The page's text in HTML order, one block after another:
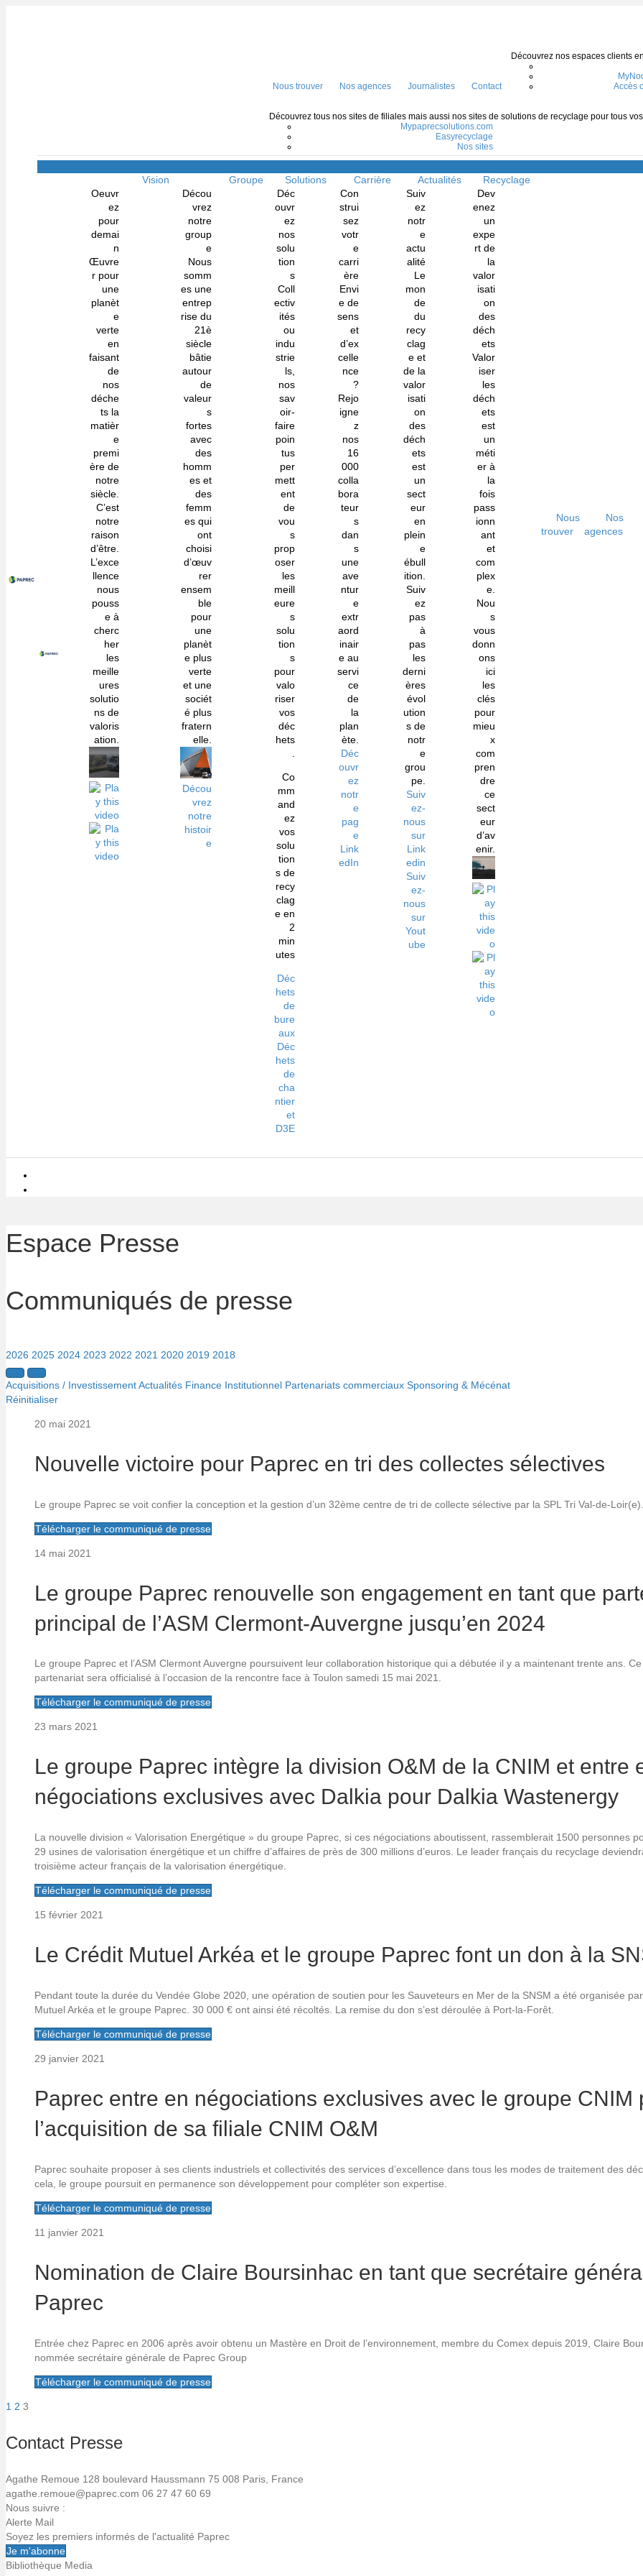
Nous trouver Nos agences Journalistes Contact
Découvrez nos espaces clients
Accès
Découvrez tous nos sites de filiales mais aussi nos sites de solutions de recyclage pour tous
Mypaprecsolutions.com
Easyrecyclage
Nos sites
Menu
Vision
Oeuvr
ez
pour
demai
n
Œuvre
r pour
une
planèt
e
verte
en
faisant
de
nos
déche
ts la
matièr
e
premi
ère de
notre
siècle.
C’est
notre
raison
d’être.
L’exce
llence
nous
pouss
e à
cherc
her
les
meille
ures
solutio
ns de
valoris
ation.
Groupe
Décou
vrez
notre
group
e
Nous
somm
es une
entrep
rise du
21è
siècle
bâtie
autour
de
valeur
s
fortes
avec
des
homm
es et
des
femm
es qui
ont
choisi
d’œuv
rer
ensem
ble
pour
une
planèt
e plus
verte
et une
sociét
é plus
fratern
elle.
Décou
vrez
notre
histoir
e
Solutions
Déc
ouvr
ez
nos
solu
tion
s
Coll
ectiv
ités
ou
indu
strie
ls,
nos
sav
oir-
faire
poin
tus
per
mett
ent
de
vou
s
prop
oser
les
meill
eure
s
solu
tion
s
pour
valo
riser
vos
déc
hets
Co
mm
and
ez
vos
solu
tion
s de
recy
clag
e en
2
min
utes
Déc
hets
de
bure
aux
Déc
hets
de
cha
ntier
et
D3E
Carrière
Con
strui
sez
votr
e
carri
ère
Envi
e de
sens
et
d’ex
celle
nce
?
Rejo
igne
z
nos
16
000
colla
bora
teur
s
dan
s
une
ave
ntur
e
extr
aord
inair
e au
servi
ce
de
la
plan
ète.
Déc
ouvr
ez
notr
e
pag
e
Link
edIn
Actualités
Suiv
ez
notr
e
actu
alité
Le
mon
de
du
recy
clag
e et
de la
valor
isati
on
des
déch
ets
est
un
sect
eur
en
plein
e
ébull
ition.
Suiv
ez
pas
à
pas
les
derni
ères
évol
ution
s de
notr
e
grou
pe.
Suiv
ez-
nous
sur
Link
edin
Suiv
ez-
nous
sur
Yout
ube
Recyclage
Dev
enez
un
expe
rt de
la
valor
isati
on
des
déch
ets
Valor
iser
les
déch
ets
est
un
méti
er à
la
fois
pass
ionn
ant
et
com
plex
e.
Nou
s
vous
donn
ons
ici
les
clés
pour
mieu
x
com
pren
dre
ce
sect
eur
d’av
enir.
Nous
trouver
Nos
agences
Espace Presse
Communiqués de presse
2026 2025 2024 2023 2022 2021 2020 2019 2018
Acquisitions / InvestissementActualités Finance Institutionnel Partenariats commerciaux Sponsoring & Mécénat
Réinitialiser
20 mai 2021
Nouvelle victoire pour Paprec en tri des collectes sélectives
Le groupe Paprec se voit confier la conception et la gestion d’un 32ème centre de tri de collecte sélective par la SPL Tri Val-de-Loir(e).
Télécharger le communiqué de presse
14 mai 2021
Le groupe Paprec renouvelle son engagement en tant que
principal de l’ASM Clermont-Auvergne jusqu’en 2024
Le groupe Paprec et l’ASM Clermont Auvergne poursuivent leur collaboration historique qui a débutée il y a maintenant trente ans.
partenariat sera officialisé à l’occasion de la rencontre face à Toulon samedi 15 mai 2021.
Télécharger le communiqué de presse
23 mars 2021
Le groupe Paprec intègre la division O&M de la CNIM et entre
négociations exclusives avec Dalkia pour Dalkia Wastenergy
La nouvelle division « Valorisation Energétique » du groupe Paprec, si ces négociations aboutissent, rassemblerait 1500 personnes
29 usines de valorisation énergétique et un chiffre d’affaires de près de 300 millions d’euros. Le leader français du recyclage
troisième acteur français de la valorisation énergétique.
Télécharger le communiqué de presse
15 février 2021
Le Crédit Mutuel Arkéa et le groupe Paprec font un don à la
Pendant toute la durée du Vendée Globe 2020, une opération de soutien pour les Sauveteurs en Mer de la SNSM a été organisée
Mutuel Arkéa et le groupe Paprec. 30 000 € ont ainsi été récoltés. La remise du don s’est déroulée à Port-la-Forêt.
Télécharger le communiqué de presse
29 janvier 2021
Paprec entre en négociations exclusives avec le groupe CNIM
l’acquisition de sa filiale CNIM O&M
Paprec souhaite proposer à ses clients industriels et collectivités des services d’excellence dans tous les modes de traitement des
cela, le groupe poursuit en permanence son développement pour compléter son expertise.
Télécharger le communiqué de presse
11 janvier 2021
Nomination de Claire Boursinhac en tant que secrétaire
Paprec
Entrée chez Paprec en 2006 après avoir obtenu un Mastère en Droit de l’environnement, membre du Comex depuis 2019, Claire
nommée secrétaire générale de Paprec Group
Télécharger le communiqué de presse
Pagination
des
publications
1 2 3
Contact Presse
Agathe Remoue 128 boulevard Haussmann 75 008 Paris, France
agathe.remoue@paprec.com 06 27 47 60 69
Nous suivre :
Alerte Mail
Soyez les premiers informés de l'actualité Paprec
Je m'abonne
Bibliothèque Media